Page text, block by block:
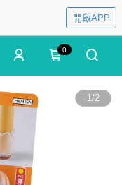
開啟APP
0
1/2